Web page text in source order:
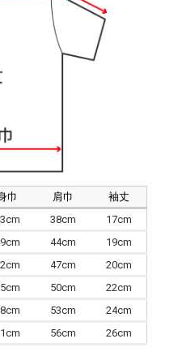
巾 肩巾
袖丈
38cm
17cm
44cm
19cm
47cm
20cm
50cm
22cm
53cm
24cm
56cm 26cm